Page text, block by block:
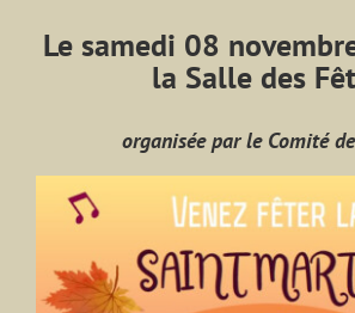
Le samedi 08
la Salle des
organisée par le Comité